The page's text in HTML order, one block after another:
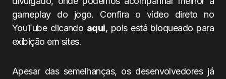
gameplay do jogo. Confira o vídeo direto no
YouTube clicando aqui, pois está bloqueado para
exibição em sites.
Apesar das semelhanças, os desenvolvedores já